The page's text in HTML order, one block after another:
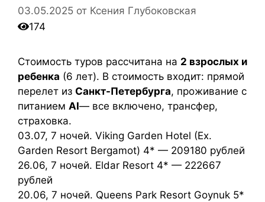
03.05.2025 от Ксения Глубоковская
174
Стоимость туров рассчитана на 2 взрослых и
ребенка (6 лет). В стоимость входит: прямой
перелет из Санкт-Петербурга, проживание с
питанием AI— все включено, трансфер,
страховка.
03.07, 7 ночей. Viking Garden Hotel (Ex.
Garden Resort Bergamot) 4* — 209180 рублей
26.06, 7 ночей. Eldar Resort 4* — 222667
рублей
20.06, 7 ночей. Queens Park Resort Goynuk 5*